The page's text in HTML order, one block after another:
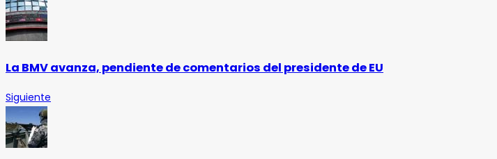
La BMV avanza, pendiente de comentarios del presidente de EU
Siguiente